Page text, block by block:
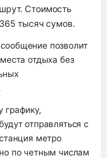
Стоимость
тысяч сумов.
позволит
отдыха без
графику,
отправляться с
метро
по четным числам